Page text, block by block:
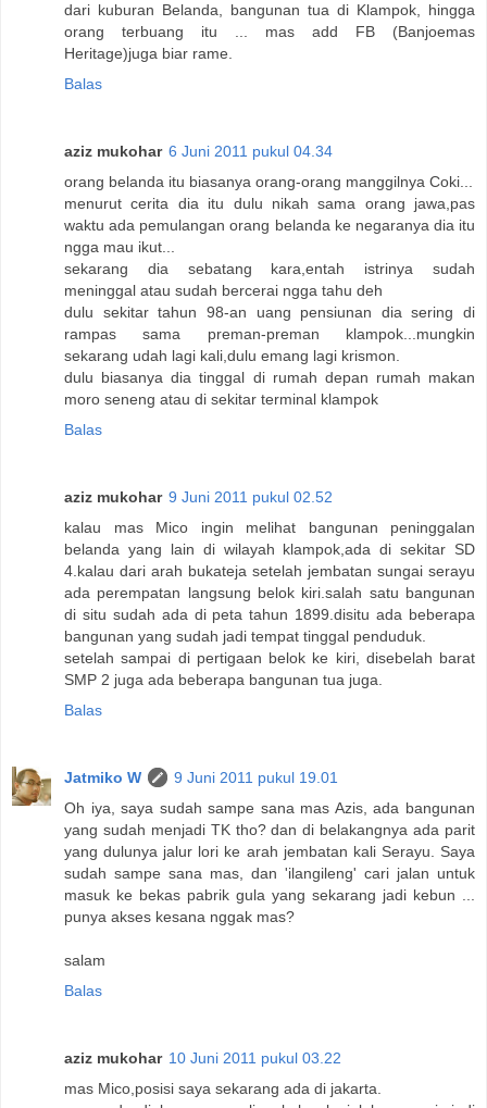
dari kuburan Belanda, bangunan tua di Klampok, hingga
orang terbuang itu ... mas add FB (Banjoemas
Heritage)juga biar rame.
Balas
aziz mukohar 6 Juni 2011 pukul 04.34
orang belanda itu biasanya orang-orang manggilnya Coki...
menurut cerita dia itu dulu nikah sama orang jawa,pas
waktu ada pemulangan orang belanda ke negaranya dia itu
ngga mau ikut...
sekarang dia sebatang kara,entah istrinya sudah
meninggal atau sudah bercerai ngga tahu deh
dulu sekitar tahun 98-an uang pensiunan dia sering di
rampas sama preman-preman klampok...mungkin
sekarang udah lagi kali,dulu emang lagi krismon.
dulu biasanya dia tinggal di rumah depan rumah makan
moro seneng atau di sekitar terminal klampok
Balas
aziz mukohar 9 Juni 2011 pukul 02.52
kalau mas Mico ingin melihat bangunan peninggalan
belanda yang lain di wilayah klampok,ada di sekitar SD
4.kalau dari arah bukateja setelah jembatan sungai serayu
ada perempatan langsung belok kiri.salah satu bangunan
di situ sudah ada di peta tahun 1899.disitu ada beberapa
bangunan yang sudah jadi tempat tinggal penduduk.
setelah sampai di pertigaan belok ke kiri, disebelah barat
SMP 2 juga ada beberapa bangunan tua juga.
Balas
Jatmiko W
9 Juni 2011 pukul 19.01
Oh iya, saya sudah sampe sana mas Azis, ada bangunan
yang sudah menjadi TK tho? dan di belakangnya ada parit
yang dulunya jalur lori ke arah jembatan kali Serayu. Saya
sudah sampe sana mas, dan 'ilangileng' cari jalan untuk
masuk ke bekas pabrik gula yang sekarang jadi kebun ...
punya akses kesana nggak mas?
salam
Balas
aziz mukohar 10 Juni 2011 pukul 03.22
mas Mico,posisi saya sekarang ada di jakarta.